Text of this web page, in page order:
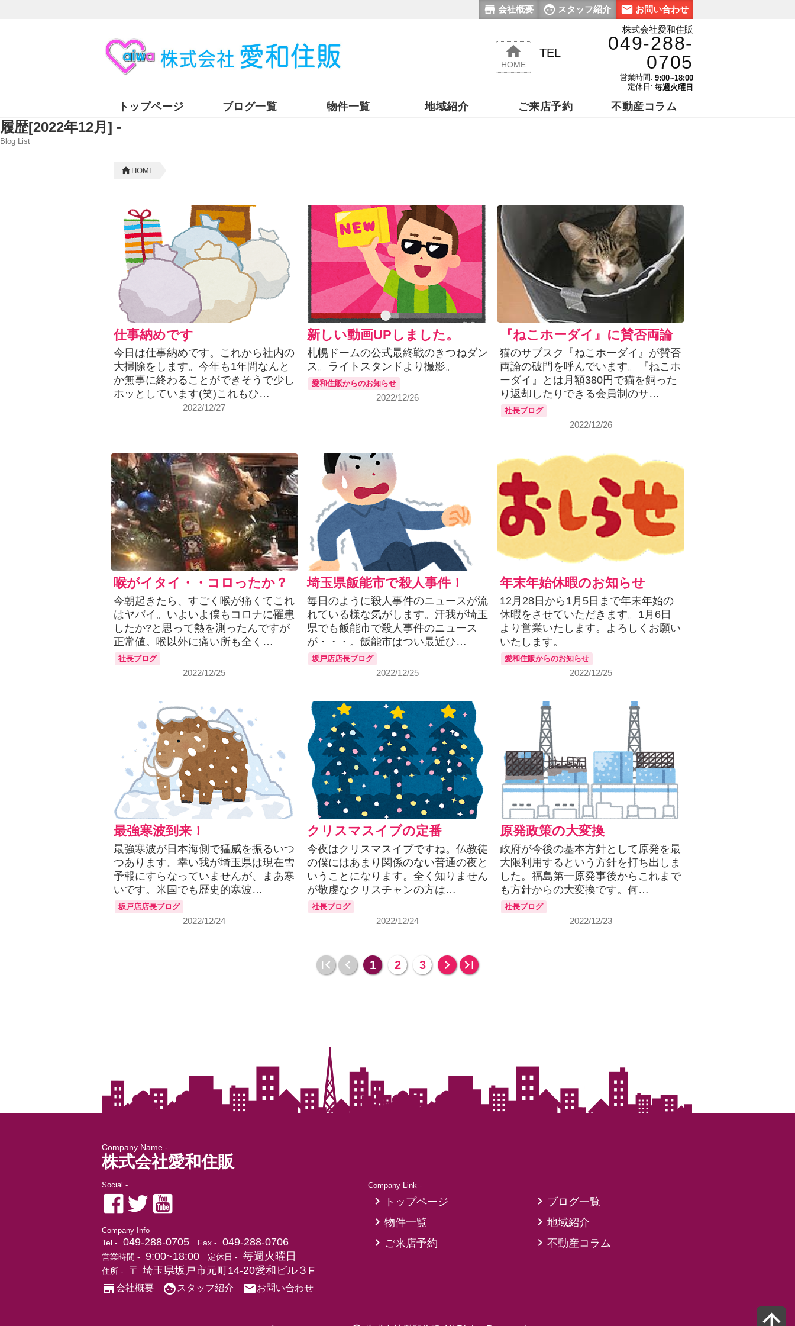
会社概要 スタッフ紹介 お問い合わせ
HOME
株式会社愛和住販
TEL
049-288-
0705
営業時間: 9:00~18:00
定休日: 毎週火曜日
トップページ ブログ一覧 物件一覧 地域紹介 ご来店予約 不動産コラム
履歴[2022年12月] -
Blog List
HOME
仕事納めです
今日は仕事納めです。これから社内の
大掃除をします。今年も1年間なんと
か無事に終わることができそうで少し
ホッとしています(笑)これもひ…
2022/12/27
新しい動画UPしました。
札幌ドームの公式最終戦のきつねダン
ス。ライトスタンドより撮影。
愛和住販からのお知らせ
2022/12/26
『ねこホーダイ』に賛否両論
猫のサブスク『ねこホーダイ』が賛否
両論の破門を呼んでいます。『ねこホ
ーダイ』とは月額380円で猫を飼った
り返却したりできる会員制のサ…
社長ブログ
2022/12/26
喉がイタイ・・コロったか？
今朝起きたら、すごく喉が痛くてこれ
はヤバイ。いよいよ僕もコロナに罹患
したか?と思って熱を測ったんですが
正常値。喉以外に痛い所も全く…
社長ブログ
2022/12/25
埼玉県飯能市で殺人事件！
毎日のように殺人事件のニュースが流
れている様な気がします。汗我が埼玉
県でも飯能市で殺人事件のニュース
が・・・。飯能市はつい最近ひ…
坂戸店店長ブログ
2022/12/25
年末年始休暇のお知らせ
12月28日から1月5日まで年末年始の
休暇をさせていただきます。1月6日
より営業いたします。よろしくお願い
いたします。
愛和住販からのお知らせ
2022/12/25
最強寒波到来！
最強寒波が日本海側で猛威を振るいつ
つあります。幸い我が埼玉県は現在雪
予報にすらなっていませんが、まあ寒
いです。米国でも歴史的寒波…
坂戸店店長ブログ
2022/12/24
クリスマスイブの定番
今夜はクリスマスイブですね。仏教徒
の僕にはあまり関係のない普通の夜と
いうことになります。全く知りません
が敬虔なクリスチャンの方は…
社長ブログ
2022/12/24
原発政策の大変換
政府が今後の基本方針として原発を最
大限利用するという方針を打ち出しま
した。福島第一原発事後からこれまで
も方針からの大変換です。何…
社長ブログ
2022/12/23
1 2 3
Company Name -
株式会社愛和住販
Social -
Company Info -
Tel - 049-288-0705 Fax - 049-288-0706
営業時間 - 9:00~18:00 定休日 - 毎週火曜日
住所 - 〒 埼玉県坂戸市元町14-20愛和ビル３F
会社概要 スタッフ紹介 お問い合わせ
Company Link -
トップページ
ブログ一覧
物件一覧
地域紹介
ご来店予約
不動産コラム